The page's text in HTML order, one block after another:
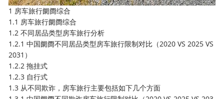
1 房车旅行阛阓综合
1.1 房车旅行阛阓综合
1.2 不同居品类型房车旅行分析
1.2.1 中国阛阓不同居品类型房车旅行限制对比（2020 VS 2025 VS
2031）
1.2.2 拖挂式
1.2.3 自行式
1.3 从不同欺诈，房车旅行主要包括如下几个方面